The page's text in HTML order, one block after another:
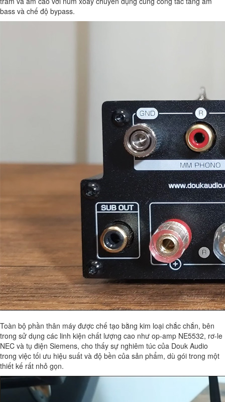
bass và chế độ bypass.
Toàn bộ phần thân máy được chế tạo bằng kim loại chắc chắn, bên
trong sử dụng các linh kiện chất lượng cao như op-amp NE5532, rơ-le
NEC và tụ điện Siemens, cho thấy sự nghiêm túc của Douk Audio
trong việc tối ưu hiệu suất và độ bền của sản phẩm, dù gói trong một
thiết kế rất nhỏ gọn.